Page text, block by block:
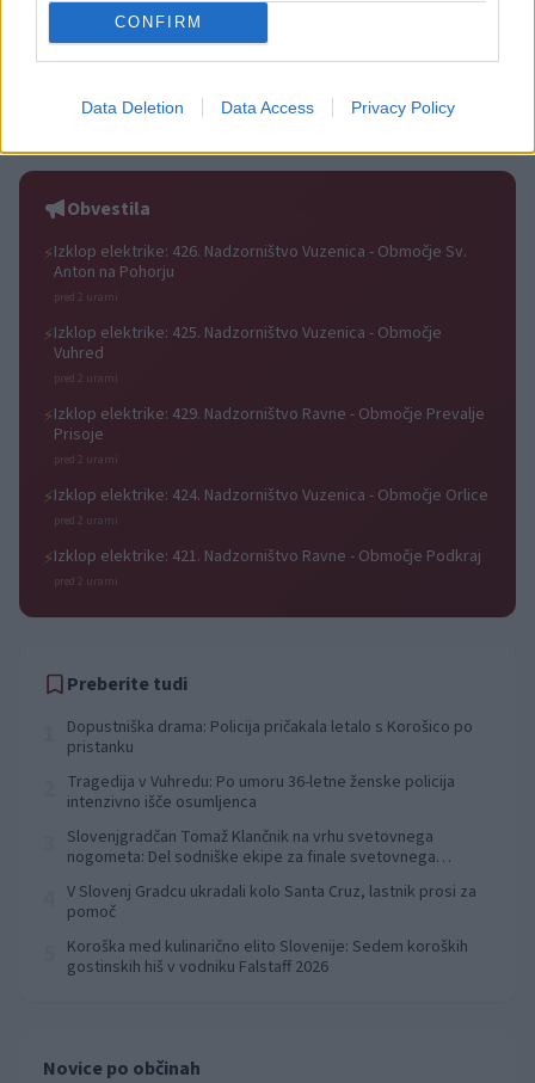
CONFIRM
Data Deletion Data Access Privacy Policy
Koncert skupine Delta Riff na
jutri
Avgust v Kinu Kulturnega doma
premiere, napete zgodbe in
počitniški kino
Obvestila
⚡Izklop elektrike: 426. Nadzorništvo Vuzenica - Območje Sv.
Anton na Pohorju
pred 2 urami
⚡Izklop elektrike: 425. Nadzorništvo Vuzenica - Območje
Vuhred
pred 2 urami
⚡Izklop elektrike: 429. Nadzorništvo Ravne - Območje Prevalje
Prisoje
pred 2 urami
⚡Izklop elektrike: 424. Nadzorništvo Vuzenica - Območje Orlice
pred 2 urami
⚡Izklop elektrike: 421. Nadzorništvo Ravne - Območje Podkraj
pred 2 urami
Preberite tudi
Dopustniška drama: Policija pričakala letalo s Korošico po
pristanku
Tragedija v Vuhredu: Po umoru 36-letne ženske policija
intenzivno išče osumljenca
Slovenjgradčan Tomaž Klančnik na vrhu svetovnega
nogometa: Del sodniške ekipe za finale svetovnega
V Slovenj Gradcu ukradali kolo Santa Cruz, lastnik prosi za
pomoč
Koroška med kulinarično elito Slovenije: Sedem koroških
gostinskih hiš v vodniku Falstaff 2026
Novice po občinah